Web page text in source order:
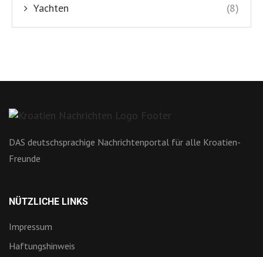
Yachten (8)
DAS deutschsprachige Nachrichtenportal für alle Kroatien-
Freunde
NÜTZLICHE LINKS
Impressum
Haftungshinweis